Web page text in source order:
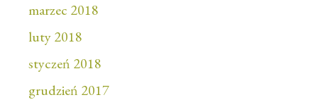
marzec 2018
luty 2018
styczeń 2018
grudzień 2017